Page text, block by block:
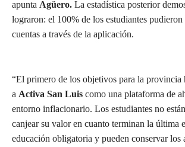
apunta Agüero. La estadística posterior
lograron: el 100% de los estudiantes
cuentas a través de la aplicación.
“El primero de los objetivos para la provincia
a Activa San Luis como una plataforma de
entorno inflacionario. Los estudiantes no
canjear su valor en cuanto terminan la última
educación obligatoria y pueden conservar los